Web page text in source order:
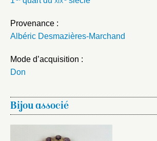
Provenance :
Albéric Desmazières-Marchand
Mode d’acquisition :
Don
Bijou associé